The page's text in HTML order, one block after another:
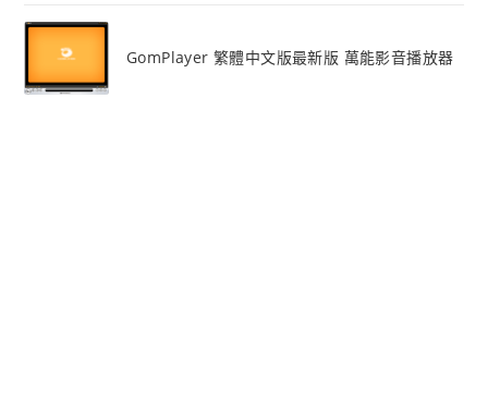
GomPlayer 繁體中文版最新版 萬能影音播放器